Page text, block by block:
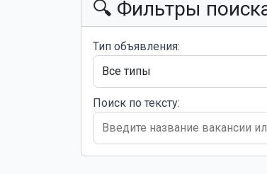
🔍 Фильтры
Тип объявления:
Поиск по тексту: